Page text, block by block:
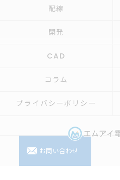
お問い合わせ
配線
開発
CAD
コラム
プライバシーポリシー
© 2026 制御盤の設計ならエムアイ電機